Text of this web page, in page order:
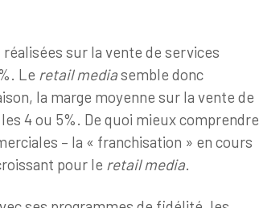
sur la vente de services
Le retail mediasemble donc
la marge moyenne sur la vente de
4 ou 5%. De quoi mieux comprendre
– la « franchisation » en cours
pour le retail media.